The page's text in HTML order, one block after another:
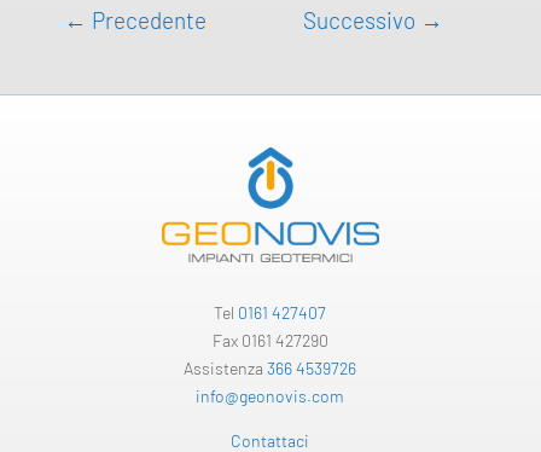
← Precedente Successivo →
Tel 0161 427407
Fax 0161 427290
Assistenza366 4539726
info@geonovis.com
Contattaci